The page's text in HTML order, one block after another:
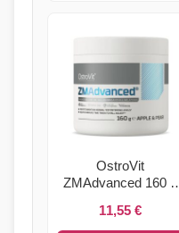
OstroVit
ZMAdvanced 160 g
skonio
11,55€